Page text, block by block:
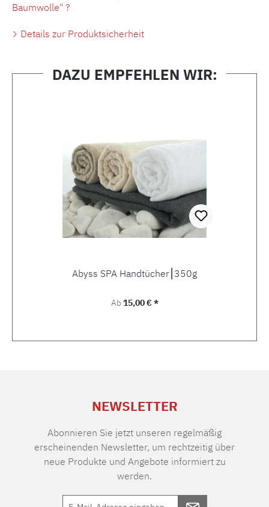
Baumwolle" ?
Details zur Produktsicherheit
DAZU EMPFEHLEN WIR:
Abyss SPA Handtücher⎮350g
Regulärer Preis:
Ab15,00 € *
NEWSLETTER
Abonnieren Sie jetzt unseren regelmäßig
erscheinenden Newsletter, um rechtzeitig über
neue Produkte und Angebote informiert zu
werden.